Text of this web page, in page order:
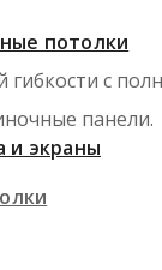
потолки
и экраны
с
панели.